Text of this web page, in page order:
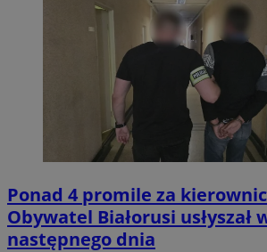
Ponad 4 promile za
Obywatel Białorusi usłyszał
następnego dnia